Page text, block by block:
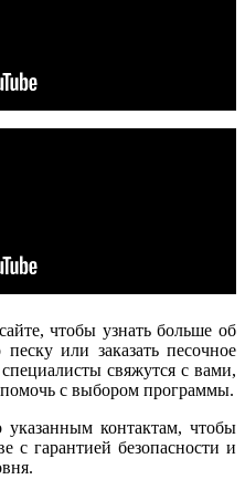
чтобы узнать больше об
или заказать песочное
свяжутся с вами,
с выбором программы.
контактам, чтобы
с гарантией безопасности и